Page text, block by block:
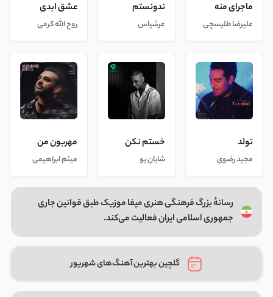
ماجرای منه
علیرضا طلیسچی
ندونستم
عرشیاس
عشق ابدی
روح الله کرمی
تولد
مجید رضوی
خستم نکن
شایان یو
مهربون من
میثم ابراهیمی
رسانهٔ بزرگ فرهنگی هنری میفا موزیک طبق قوانین جاری
جمهوری اسلامی ایران فعالیت می‌کند.
گلچین بهترین آهنگ‌های شهریور